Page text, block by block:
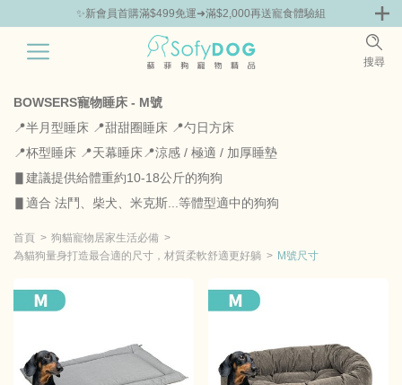
✨新會員首購滿$499免運➜滿$2,000再送寵食體驗組
搜尋
胸背 | 牽繩 | 項圈 外出用品
BOWSERS寵物睡床 - M號
📍半月型睡床 📍甜甜圈睡床 📍勺日方床
📍杯型睡床 📍天幕睡床📍涼感 / 極適 / 加厚睡墊
▋建議提供給體重約10-18公斤的狗狗
▋適合 法鬥、柴犬、米克斯...等體型適中的狗狗
首頁
狗貓寵物居家生活必備
為貓狗量身打造最合適的尺寸，材質柔軟舒適更好躺
M號尺寸